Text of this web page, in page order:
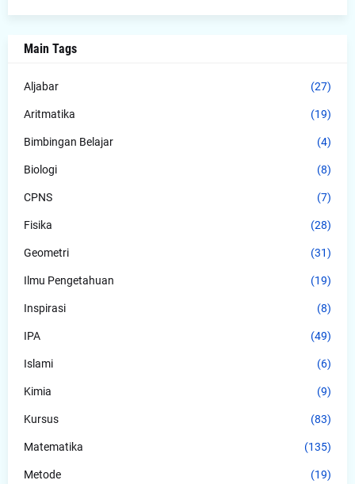
Main Tags
Aljabar (27)
Aritmatika (19)
Bimbingan Belajar (4)
Biologi (8)
CPNS (7)
Fisika (28)
Geometri (31)
Ilmu Pengetahuan (19)
Inspirasi (8)
IPA (49)
Islami (6)
Kimia (9)
Kursus (83)
Matematika (135)
Metode (19)